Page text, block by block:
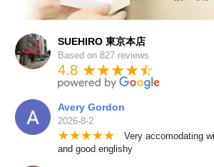
SUEHIRO 東京本店
Based on 827 reviews
4.8 ★★★★★
☆
Avery Gordon
2026-8-2
★★★★★ Very accomodating
and good englishy